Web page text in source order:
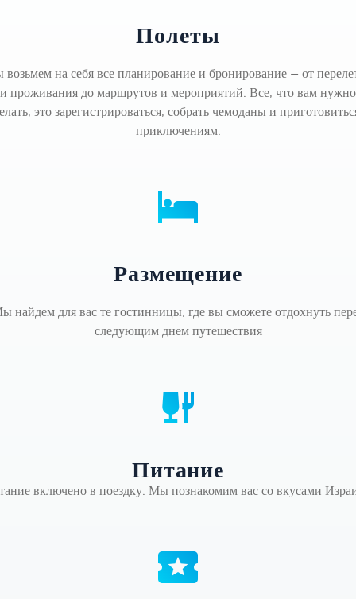
Полеты
на себя все планирование и бронирование — от
и проживания до маршрутов и мероприятий. Все, что вам нужно
это зарегистрироваться, собрать чемоданы и
приключениям.
Размещение
найдем для вас те гостинницы, где вы сможете отдохнуть
следующим днем путешествия
Питание
включено в поездку. Мы познакомим вас со вкусами